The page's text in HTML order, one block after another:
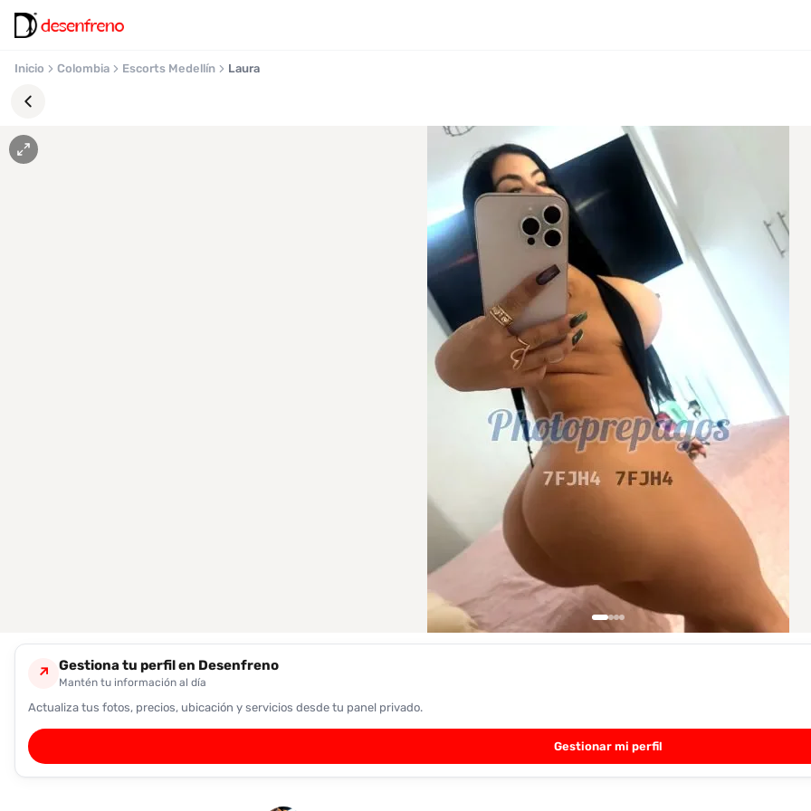
Inicio Colombia Escorts Medellín Laura
↗ Gestiona tu perfil en Desenfreno
Mantén tu información al día
Actualiza tus fotos, precios, ubicación y servicios desde tu panel privado.
Gestionar mi perfil